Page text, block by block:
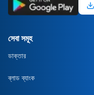
সেবা সমূহ
ডাক্তার
ব্লাড ব্যাংক